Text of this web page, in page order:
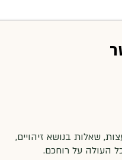
שאלות בנושא זיהויים,
העולה על רוחכם.